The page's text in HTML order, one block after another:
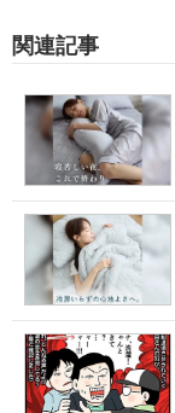
関連記事